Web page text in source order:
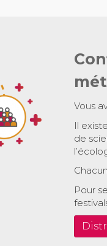
Vous
Il
de
Pour